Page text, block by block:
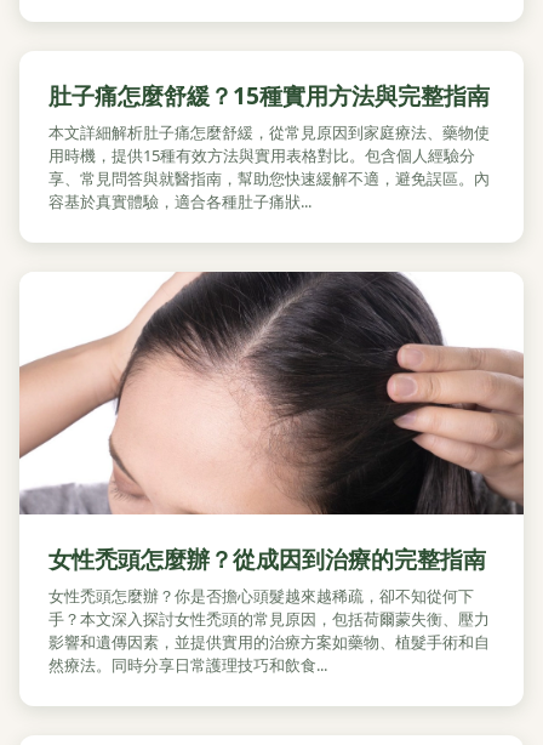
肚子痛怎麼舒緩？15種實用方法與完整指南
本文詳細解析肚子痛怎麼舒緩，從常見原因到家庭療法、藥物使
用時機，提供15種有效方法與實用表格對比。包含個人經驗分
享、常見問答與就醫指南，幫助您快速緩解不適，避免誤區。內
容基於真實體驗，適合各種肚子痛狀...
女性禿頭怎麼辦？從成因到治療的完整指南
女性禿頭怎麼辦？你是否擔心頭髮越來越稀疏，卻不知從何下
手？本文深入探討女性禿頭的常見原因，包括荷爾蒙失衡、壓力
影響和遺傳因素，並提供實用的治療方案如藥物、植髮手術和自
然療法。同時分享日常護理技巧和飲食...